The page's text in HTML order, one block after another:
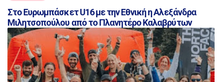
Στο Ευρωμπάσκετ U16 με την Εθνική η Αλεξάνδρα
Μιλητσοπούλου από το Πλανητέρο Καλαβρύτων